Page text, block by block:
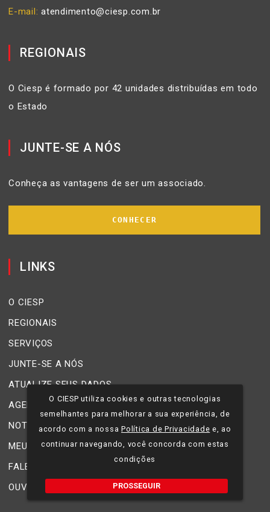
E-mail atendimento@ciesp.com.br
REGIONAIS
O Ciesp é formado por 42 unidades distribuídas em todo
o Estado
JUNTE-SE A NÓS
Conheça as vantagens de ser um associado.
CONHECER
LINKS
O CIESP
REGIONAIS
SERVIÇOS
JUNTE-SE A NÓS
ATUALIZE SEUS DADOS
AGENDA
NOTÍCIAS
MEU CIESP
FALE CONOSCO
OUVIDORIA
O CIESP utiliza cookies e outras tecnologias
semelhantes para melhorar a sua experiência, de
acordo com a nossaPolítica de Privacidade e, ao
continuar navegando, você concorda com estas
condições
PROSSEGUIR